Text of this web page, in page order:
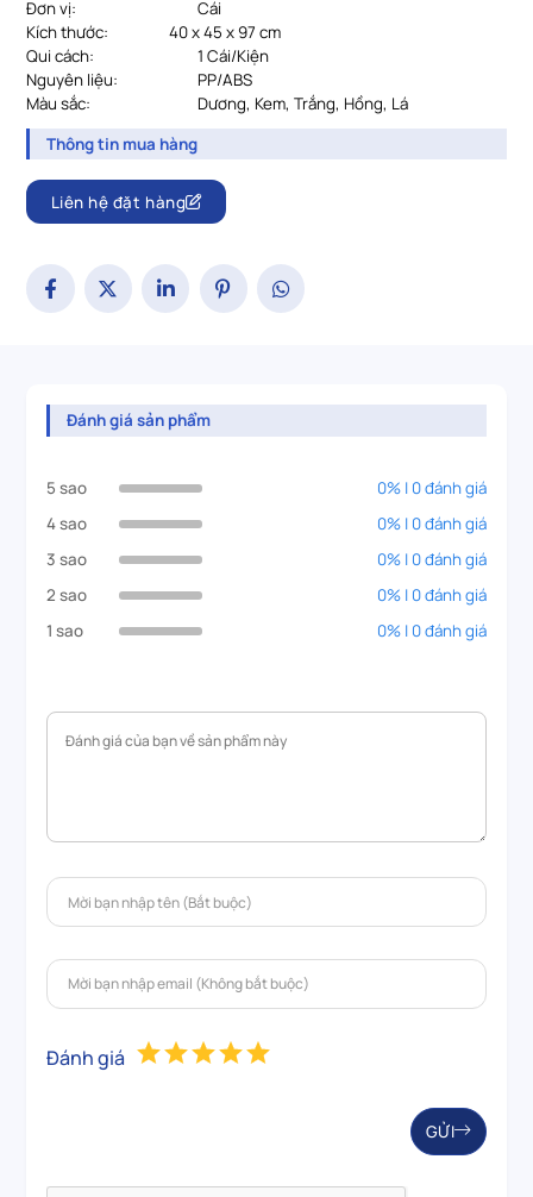
Đơn vị:
Cái
Kích thước:
40 x 45 x 97 cm
Qui cách:
1 Cái/Kiện
Nguyên liệu:
PP/ABS
Màu sắc:
Dương, Kem, Trắng, Hồng, Lá
Thông tin mua hàng
Liên hệ đặt hàng
Đánh giá sản phẩm
5 sao
0% | 0 đánh giá
4 sao
0% | 0 đánh giá
3 sao
0% | 0 đánh giá
2 sao
0% | 0 đánh giá
1 sao
0% | 0 đánh giá
Đánh giá
GỬI